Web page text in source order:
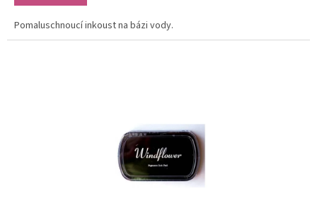
Pomaluschnoucí inkoust na bázi vody.